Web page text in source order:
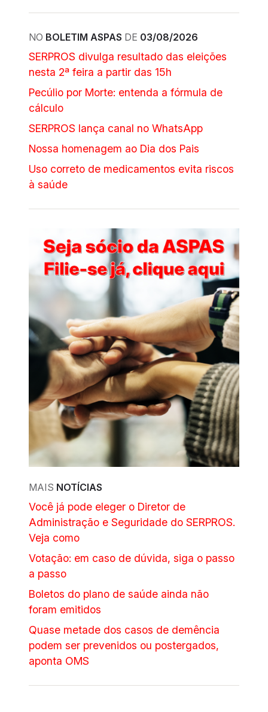
NO BOLETIM ASPAS DE 03/08/2026
SERPROS divulga resultado das eleições
nesta 2ª feira a partir das 15h
Pecúlio por Morte: entenda a fórmula de
cálculo
SERPROS lança canal no WhatsApp
Nossa homenagem ao Dia dos Pais
Uso correto de medicamentos evita riscos
à saúde
MAIS NOTÍCIAS
Você já pode eleger o Diretor de
Administração e Seguridade do SERPROS.
Veja como
Votação: em caso de dúvida, siga o passo
a passo
Boletos do plano de saúde ainda não
foram emitidos
Quase metade dos casos de demência
podem ser prevenidos ou postergados,
aponta OMS